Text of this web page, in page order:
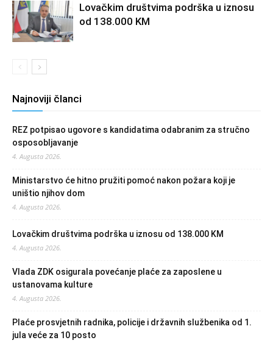
Lovačkim društvima podrška u iznosu
od 138.000 KM
Najnoviji članci
REZ potpisao ugovore s kandidatima odabranim za stručno
osposobljavanje
4. Augusta 2026.
Ministarstvo će hitno pružiti pomoć nakon požara koji je
uništio njihov dom
4. Augusta 2026.
Lovačkim društvima podrška u iznosu od 138.000 KM
4. Augusta 2026.
Vlada ZDK osigurala povećanje plaće za zaposlene u
ustanovama kulture
4. Augusta 2026.
Plaće prosvjetnih radnika, policije i državnih službenika od 1.
jula veće za 10 posto